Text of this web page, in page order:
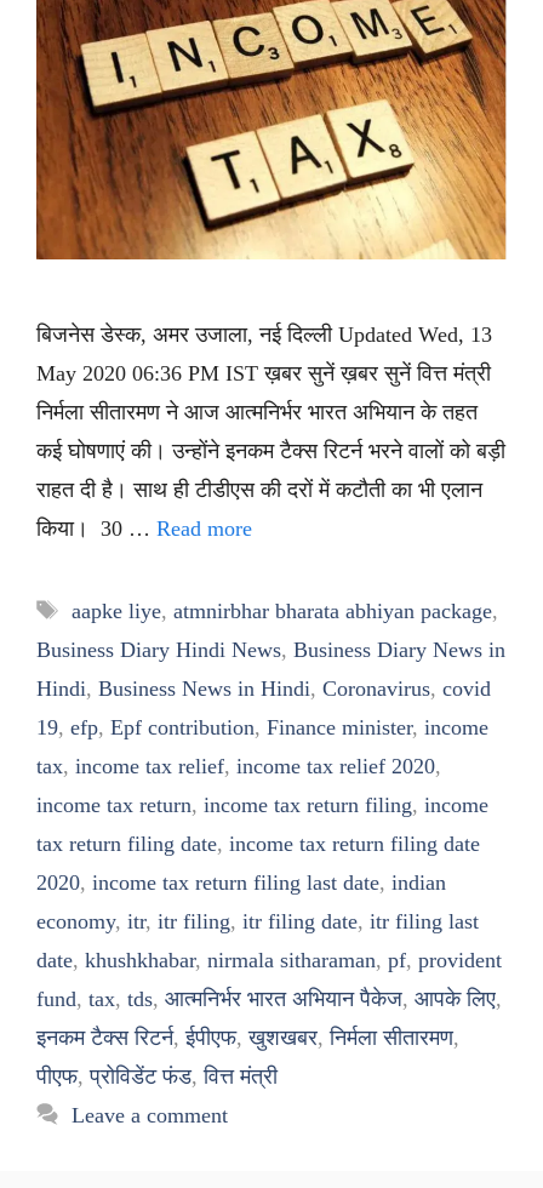
बिजनेस डेस्क, अमर उजाला, नई दिल्ली Updated Wed, 13
May 2020 06:36 PM IST ख़बर सुनें ख़बर सुनें वित्त मंत्री
निर्मला सीतारमण ने आज आत्मनिर्भर भारत अभियान के तहत
कई घोषणाएं की। उन्होंने इनकम टैक्स रिटर्न भरने वालों को बड़ी
राहत दी है। साथ ही टीडीएस की दरों में कटौती का भी एलान
किया। 30 … Read more
Tags
aapke liye, atmnirbhar bharata abhiyan package,
Business Diary Hindi News, Business Diary News in
Hindi, Business News in Hindi, Coronavirus, covid
19, efp, Epf contribution, Finance minister, income
tax, income tax relief, income tax relief 2020,
income tax return, income tax return filing, income
tax return filing date, income tax return filing date
2020, income tax return filing last date, indian
economy, itr, itr filing, itr filing date, itr filing last
date, khushkhabar, nirmala sitharaman, pf, provident
fund, tax, tds, आत्मनिर्भर भारत अभियान पैकेज, आपके लिए,
इनकम टैक्स रिटर्न,ईपीएफ,खुशखबर,निर्मला सीतारमण,
पीएफ,प्रोविडेंट फंड,वित्त मंत्री
Leave a comment